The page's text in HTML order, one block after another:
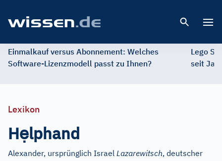
Einmalkauf versus Abonnement: Welches
Software-Lizenzmodell passt zu Ihnen?
Lego
seit
Lexikon
Hẹlphand
Alexander, ursprünglich Israel Lazarewitsch, deutscher